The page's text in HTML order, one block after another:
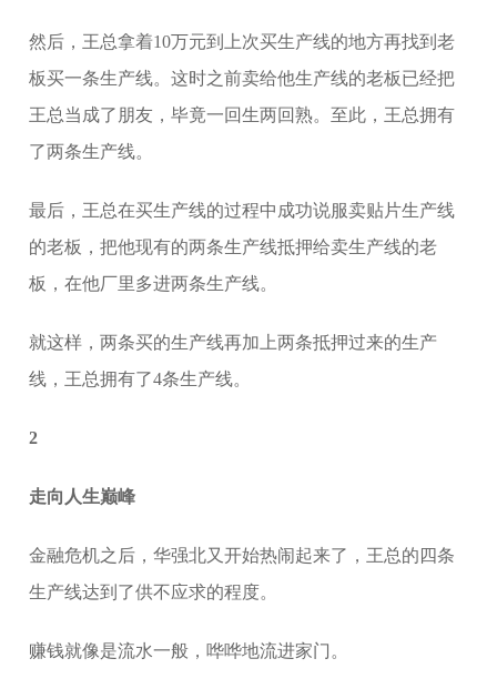
然后，王总拿着10万元到上次买生产线的地方再找到老
板买一条生产线。这时之前卖给他生产线的老板已经把
王总当成了朋友，毕竟一回生两回熟。至此，王总拥有
了两条生产线。
最后，王总在买生产线的过程中成功说服卖贴片生产线
的老板，把他现有的两条生产线抵押给卖生产线的老
板，在他厂里多进两条生产线。
就这样，两条买的生产线再加上两条抵押过来的生产
线，王总拥有了4条生产线。
2
走向人生巅峰
金融危机之后，华强北又开始热闹起来了，王总的四条
生产线达到了供不应求的程度。
赚钱就像是流水一般，哗哗地流进家门。